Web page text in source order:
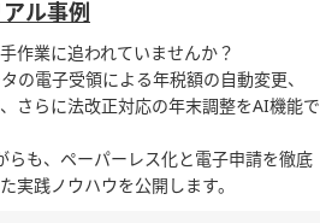
ル事例
作業に追われていませんか？
の電子受領による年税額の自動変更、
さらに法改正対応の年末調整をAI機能で
らも、ペーパーレス化と電子申請を徹底
実践ノウハウを公開します。